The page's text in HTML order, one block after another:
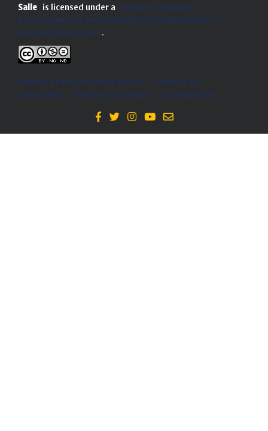
Salle is licensed under a Creative Commons
Reconocimiento-NoComercial-SinObraDerivada 4.0
Internacional License.
Política de Protección de Datos -
Politica de
privacidad
- Política de cookies - Accesibilidad